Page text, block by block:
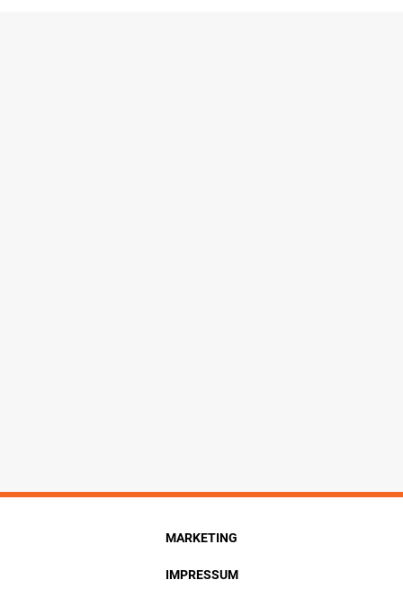
MARKETING
IMPRESSUM